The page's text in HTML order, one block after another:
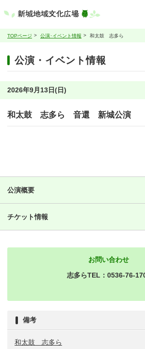
TOPページ 公演･イベント情報 和太鼓 志多ら
公演・イベント情報
2026年9月13日(日)
和太鼓 志多ら 音還 新城公演
公演概要
チケット情報
お問い合わせ
志多らTEL：0536-76-
備考
和太鼓 志多ら